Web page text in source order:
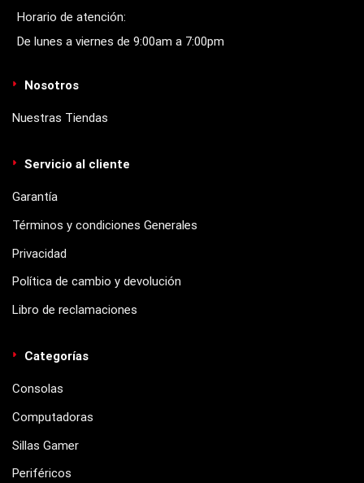
Horario de atención:
De lunes a viernes de 9:00am a 7:00pm
Nosotros
Nuestras Tiendas
Servicio al cliente
Garantía
Términos y condiciones Generales
Privacidad
Política de cambio y devolución
Libro de reclamaciones
Categorías
Consolas
Computadoras
Sillas Gamer
Periféricos